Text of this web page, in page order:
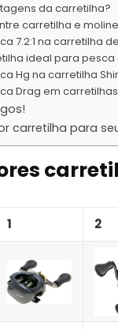
da carretilha?
carretilha e
7.2:1 na carretilha
ideal para pesca
Hg na carretilha
Drag em
carretilha para
1 2